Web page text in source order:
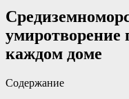
умиротворение
каждом доме
Содержание